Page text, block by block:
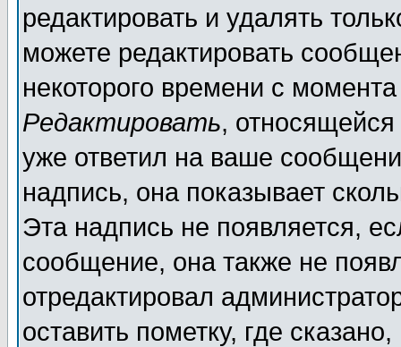
редактировать и удалять
можете редактировать
некоторого времени с
Редактировать,
уже ответил на ваше
надпись, она показывает
Эта надпись не появляется,
сообщение, она также не
отредактировал
оставить пометку, где